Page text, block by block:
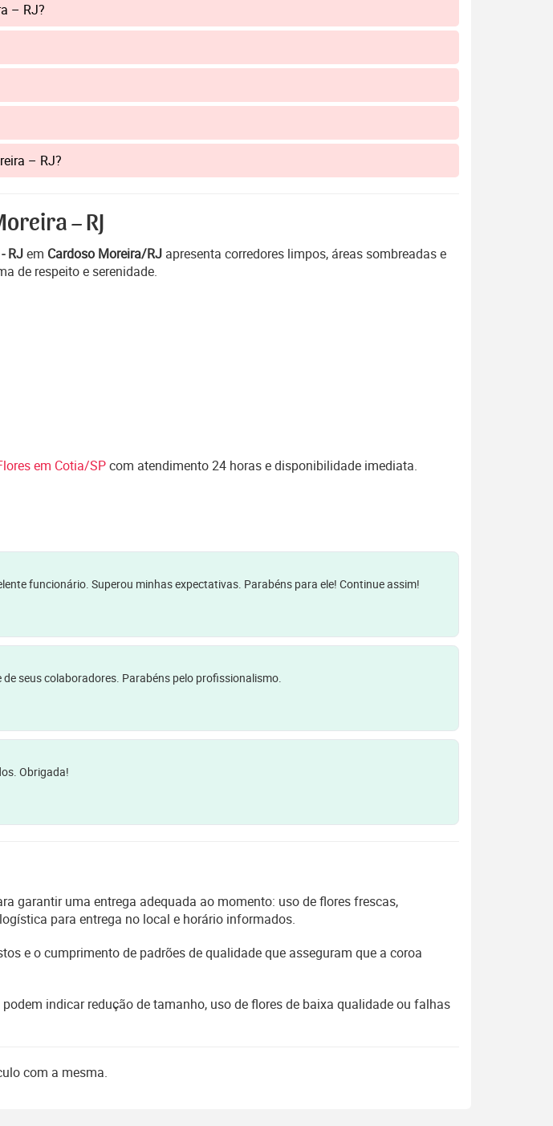
– RJ?
– RJ?
– RJ
RJem Cardoso Moreira/RJ apresenta corredores limpos, áreas sombreadas e
de respeito e serenidade.
em Cotia/SPcom atendimento 24 horas e disponibilidade imediata.
funcionário. Superou minhas expectativas. Parabéns para ele! Continue assim!
seus colaboradores. Parabéns pelo profissionalismo.
Obrigada!
garantir uma entrega adequada ao momento: uso de flores frescas,
para entrega no local e horário informados.
e o cumprimento de padrões de qualidade que asseguram que a coroa
indicar redução de tamanho, uso de flores de baixa qualidade ou falhas
com a mesma.